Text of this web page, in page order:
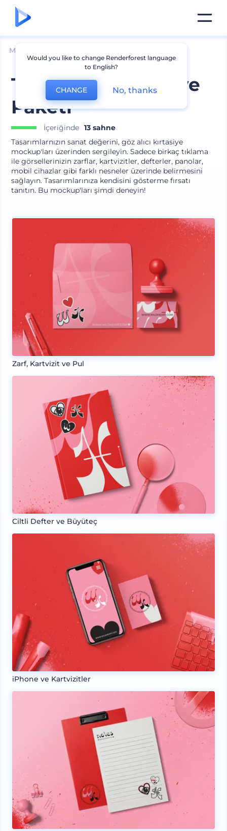
Mockuplar
Tek Renkli Kırtasiye
Paketi
İçeriğinde 13 sahne
Tasarımlarnızın sanat değerini, göz alıcı kırtasiye
mockup'ları üzerinden sergileyin. Sadece birkaç tıklama
ile görsellerinizin zarflar, kartvizitler, defterler, panolar,
mobil cihazlar gibi farklı nesneler üzerinde belirmesini
sağlayın. Tasarımlarınıza kendisini gösterme fırsatı
tanıtın. Bu mockup'ları şimdi deneyin!
Zarf, Kartvizit ve Pul
Ciltli Defter ve Büyüteç
iPhone ve Kartvizitler
Would you like to change Renderforest language
to English?
CHANGE No, thanks